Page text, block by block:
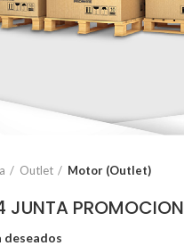
to enlarge
Outlet Motor (Outlet)
PROMOCION
deseados